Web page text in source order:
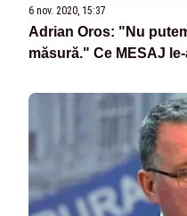
6 nov. 2020, 15:37
Adrian Oros: "Nu
măsură." Ce MESAJ